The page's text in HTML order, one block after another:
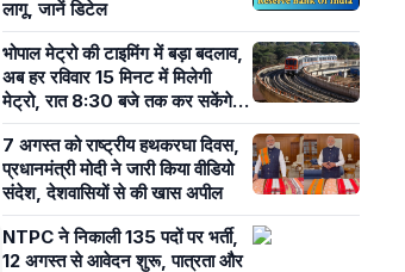
लागू, जानें डिटेल
भोपाल मेट्रो की टाइमिंग में बड़ा बदलाव,
अब हर रविवार 15 मिनट में मिलेगी
मेट्रो, रात 8:30 बजे तक कर सकेंगे
सफर
7 अगस्त को राष्ट्रीय हथकरघा दिवस,
प्रधानमंत्री मोदी ने जारी किया वीडियो
संदेश, देशवासियों से की खास अपील
NTPC ने निकाली 135 पदों पर भर्ती,
12 अगस्त से आवेदन शुरू, पात्रता और